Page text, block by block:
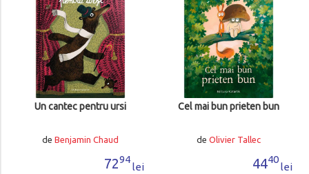
Un cantec pentru ursi
de Benjamin Chaud
7294
lei
Cel mai bun prieten bun
de Olivier Tallec
4440
lei